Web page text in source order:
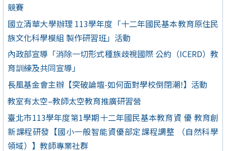
競賽
國立清華大學辦理 113學年度「十二年國民基本教育原住民
族文化科學模組 製作研習班」活動
內政部宣導「消除一切形式種族歧視國際 公約（ICERD）教
育訓練及共同宣導」
長風基金會主辦【突破論壇-如何面對學校倒閉潮!】活動
教室有太空–教師太空教育推廣研習營
臺北市113學年度第1學期十二年國民基本教育資 優 教育創
新課程研發【國小一般智能資優部定課程調整 （自然科學
領域）】教師專業社群